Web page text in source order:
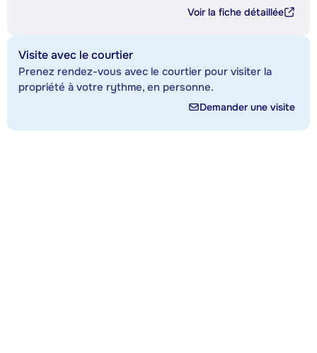
Voir la fiche détaillée
Visite avec le courtier
Prenez rendez-vous avec le courtier pour visiter la
propriété à votre rythme, en personne.
Demander une visite